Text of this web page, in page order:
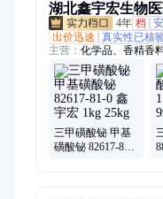
湖北鑫宇宏生物
4年 档
出价迅速
真实性已核
主营： 化学品、香精香
催化剂、纳米材料
三甲磺酸铋 甲基
磺酸铋 82617-81-0